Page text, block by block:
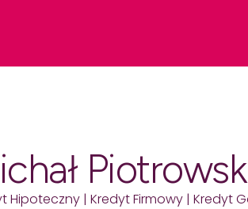
Hipoteczny | Kredyt Firmowy | Kredyt